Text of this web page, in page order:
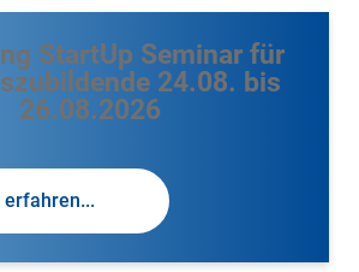
StartUp Seminar für
24.08. bis
26.08.2026
erfahren...